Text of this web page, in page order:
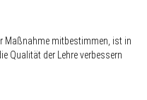
Maßnahme mitbestimmen, ist in
Qualität der Lehre verbessern